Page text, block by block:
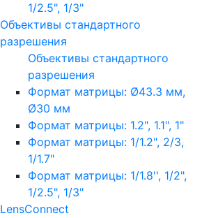
1/2.5", 1/3"
Объективы стандартного
разрешения
Объективы стандартного
разрешения
Формат матрицы: Ø43.3 мм,
Ø30 мм
Формат матрицы: 1.2", 1.1", 1"
Формат матрицы: 1/1.2", 2/3,
1/1.7"
Формат матрицы: 1/1.8'', 1/2",
1/2.5", 1/3"
LensConnect